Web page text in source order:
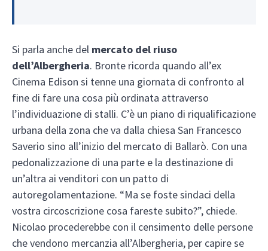
Si parla anche del mercato del riuso
dell’Albergheria. Bronte ricorda quando all’ex
Cinema Edison si tenne una giornata di confronto al
fine di fare una cosa più ordinata attraverso
l’individuazione di stalli. C’è un piano di riqualificazione
urbana della zona che va dalla chiesa San Francesco
Saverio sino all’inizio del mercato di Ballarò. Con una
pedonalizzazione di una parte e la destinazione di
un’altra ai venditori con un patto di
autoregolamentazione. “Ma se foste sindaci della
vostra circoscrizione cosa fareste subito?”, chiede.
Nicolao procederebbe con il censimento delle persone
che vendono mercanzia all’Albergheria, per capire se